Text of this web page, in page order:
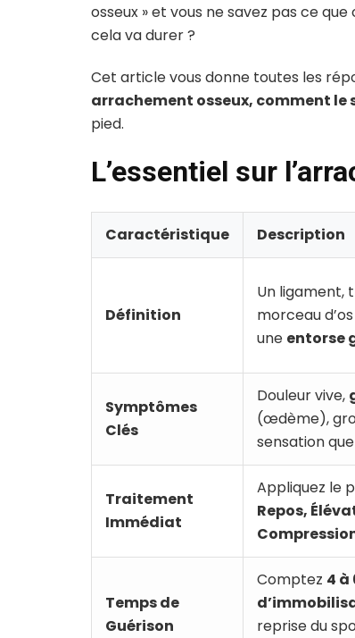
osseux » et vous ne savez pas ce
cela va durer ?
Cet article vous donne toutes les
arrachement osseux, comment le
pied.
L’essentiel sur
Caractéristique Description
Définition
Un ligament,
morceau
une entorse
Symptômes
Clés
Douleur vive,
(œdème),
sensation
Traitement
Immédiat
Appliquez le
Repos,
Temps de
Guérison
Comptez 4 à
reprise du